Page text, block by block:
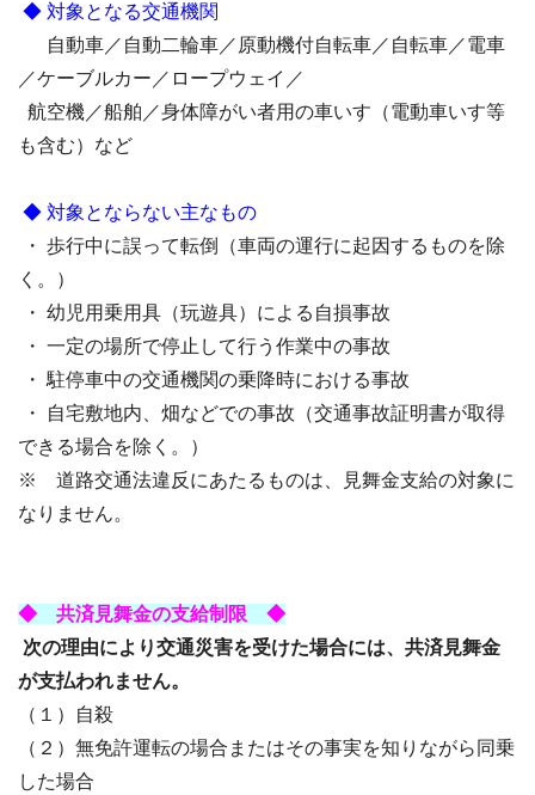
◆ 対象となる交通機関
自動車／自動二輪車／原動機付自転車／自転車／電車
／ケーブルカー／ロープウェイ／
航空機／船舶／身体障がい者用の車いす（電動車いす等
も含む）など
◆ 対象とならない主なもの
・ 歩行中に誤って転倒（車両の運行に起因するものを除
く。）
・ 幼児用乗用具（玩遊具）による自損事故
・ 一定の場所で停止して行う作業中の事故
・ 駐停車中の交通機関の乗降時における事故
・ 自宅敷地内、畑などでの事故（交通事故証明書が取得
できる場合を除く。）
※ 道路交通法違反にあたるものは、見舞金支給の対象に
なりません。
◆ 共済見舞金の支給制限 ◆
次の理由により交通災害を受けた場合には、共済見舞金
が支払われません。
（１）自殺
（２）無免許運転の場合またはその事実を知りながら同乗
した場合